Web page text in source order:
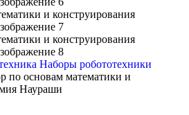
Наборы робототехники
по основам математики и
Наураши